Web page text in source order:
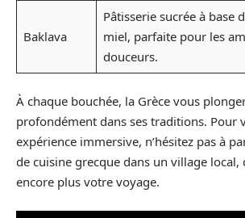
Baklava
Pâtisserie sucrée à base
miel, parfaite pour les
douceurs.
À chaque bouchée, la Grèce vous
profondément dans ses traditions. Pour
expérience immersive, n’hésitez pas à
de cuisine grecque dans un village local,
encore plus votre voyage.